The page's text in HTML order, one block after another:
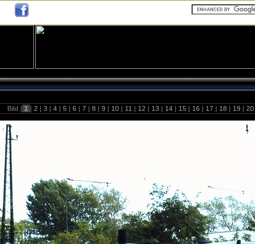
Bild | 1 | 2 | 3 | 4 | 5 | 6 | 7 | 8 | 9 | 10 | 11 | 12 | 13 | 14 | 15 | 16 | 17 | 18 | 19 | 20